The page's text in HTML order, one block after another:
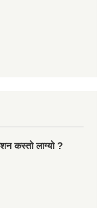
कस्तो लाग्यो ?